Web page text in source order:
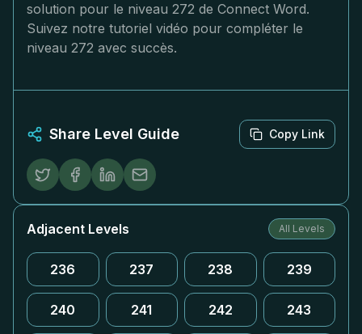
solution pour le niveau 272 de Connect Word.
Suivez notre tutoriel vidéo pour compléter le
niveau 272 avec succès.
Share Level Guide Copy Link
Adjacent Levels All Levels
236 237 238 239
240 241 242 243